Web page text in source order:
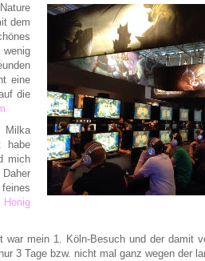
dem
eine
die
Milka
habe
mich
mein 1. Köln-Besuch und der damit
3 Tage bzw. nicht mal ganz wegen der